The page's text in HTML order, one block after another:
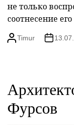
не только
соотнесение
Timur
Фурсов